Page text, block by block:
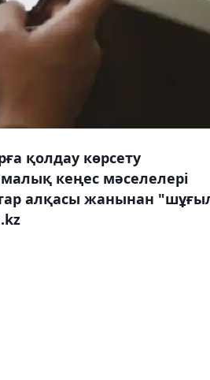
қолдау көрсету
кеңес мәселелері
алқасы жанынан